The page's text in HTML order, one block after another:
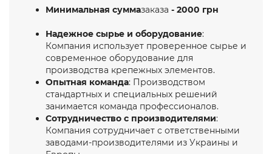
Минимальная суммазаказа - 2000 грн
Надежное сырье и оборудование:
Компания использует проверенное сырье и
современное оборудование для
производства крепежных элементов.
Опытная команда: Производством
стандартных и специальных решений
занимается команда профессионалов.
Сотрудничество с производителями:
Компания сотрудничает с ответственными
заводами-производителями из Украины и